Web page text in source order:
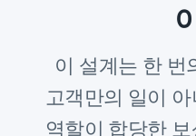
이 설계는 한 번
고객만의 일이
역할이 합당한